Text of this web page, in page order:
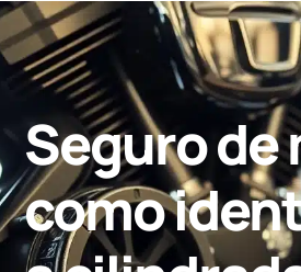
Seguro de
como